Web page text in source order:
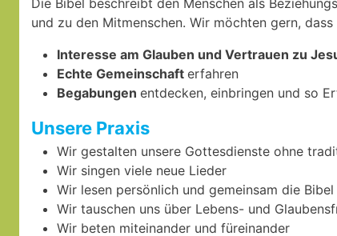
Die Bibel beschreibt den Menschen als
und zu den Mitmenschen. Wir möchten gern, dass
Interesse am Glauben und Vertrauen zu
Echte Gemeinschaft erfahren
Begabungen entdecken, einbringen und so
Unsere Praxis
Wir gestalten unsere Gottesdienste ohne
Wir singen viele neue Lieder
Wir lesen persönlich und gemeinsam die Bibel
Wir tauschen uns über Lebens- und
Wir beten miteinander und füreinander